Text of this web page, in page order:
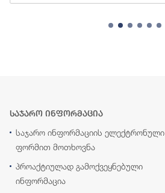
საჯარო ინფორმაცია
საჯარო ინფორმაციის ელექტრონული
ფორმით მოთხოვნა
პროაქტიულად გამოქვეყნებული
ინფორმაცია